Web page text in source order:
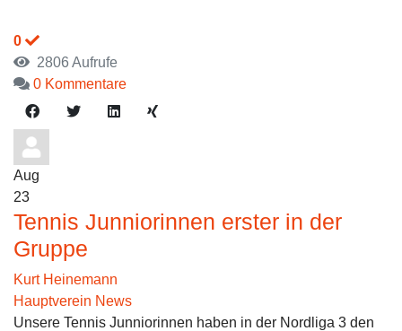
0
2806 Aufrufe
0 Kommentare
Aug
23
Tennis Junniorinnen erster in der
Gruppe
Kurt Heinemann
Hauptverein News
Unsere Tennis Junniorinnen haben in der Nordliga 3 den